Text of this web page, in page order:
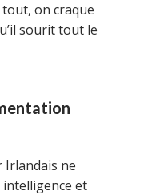
on craque
sourit tout le
Irlandais ne
intelligence et